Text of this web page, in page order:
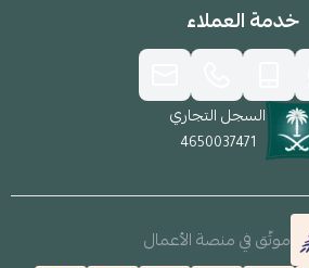
خدمة العملاء
السجل التجاري
4650037471
موثّق في منصة الأعمال